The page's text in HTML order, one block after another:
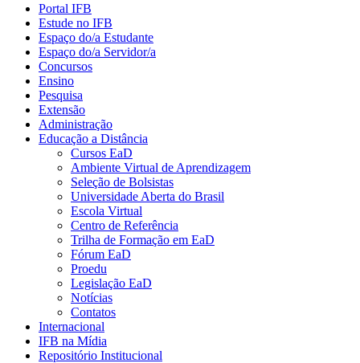
Portal IFB
Estude no IFB
Espaço do/a Estudante
Espaço do/a Servidor/a
Concursos
Ensino
Pesquisa
Extensão
Administração
Educação a Distância
Cursos EaD
Ambiente Virtual de Aprendizagem
Seleção de Bolsistas
Universidade Aberta do Brasil
Escola Virtual
Centro de Referência
Trilha de Formação em EaD
Fórum EaD
Proedu
Legislação EaD
Notícias
Contatos
Internacional
IFB na Mídia
Repositório Institucional